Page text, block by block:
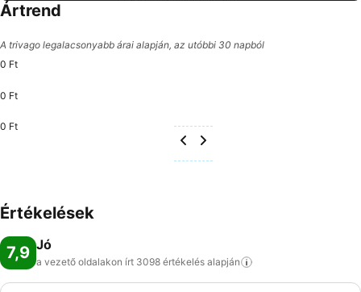
Ártrend
A trivago legalacsonyabb árai alapján, az utóbbi 30 napból
0 Ft
0 Ft
0 Ft
Értékelések
7,9 Jó
a vezető oldalakon írt 3098 értékelés alapján